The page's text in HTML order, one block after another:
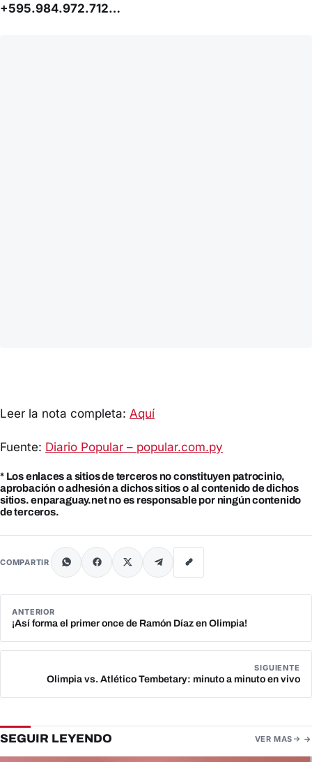
+595.984.972.712…
Leer la nota completa: Aquí
Fuente: Diario Popular – popular.com.py
* Los enlaces a sitios de terceros no constituyen patrocinio,
aprobación o adhesión a dichos sitios o al contenido de dichos
sitios. enparaguay.net no es responsable por ningún contenido
de terceros.
COMPARTIR
ANTERIOR
¡Así forma el primer once de Ramón Díaz en Olimpia!
SIGUIENTE
Olimpia vs. Atlético Tembetary: minuto a minuto en vivo
SEGUIR LEYENDO VER MAS